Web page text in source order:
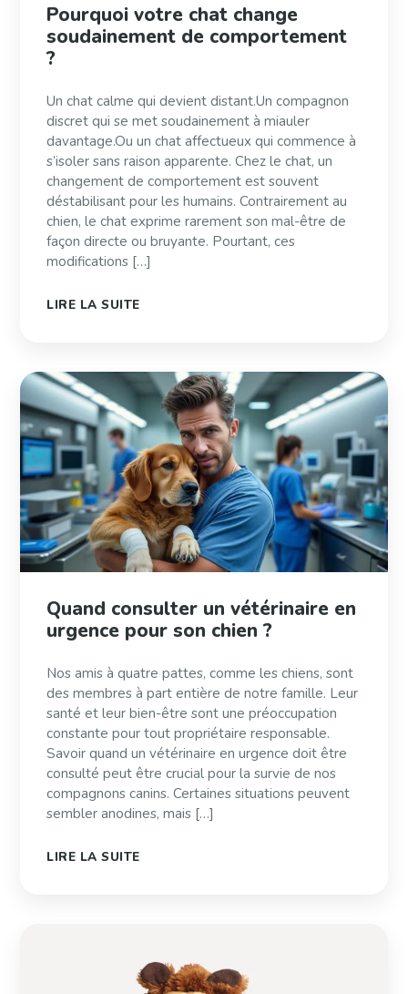
Pourquoi votre chat change
soudainement de comportement
?
Un chat calme qui devient distant.Un compagnon
discret qui se met soudainement à miauler
davantage.Ou un chat affectueux qui commence à
s’isoler sans raison apparente. Chez le chat, un
changement de comportement est souvent
déstabilisant pour les humains. Contrairement au
chien, le chat exprime rarement son mal-être de
façon directe ou bruyante. Pourtant, ces
modifications […]
LIRE LA SUITE
Quand consulter un vétérinaire en
urgence pour son chien ?
Nos amis à quatre pattes, comme les chiens, sont
des membres à part entière de notre famille. Leur
santé et leur bien-être sont une préoccupation
constante pour tout propriétaire responsable.
Savoir quand un vétérinaire en urgence doit être
consulté peut être crucial pour la survie de nos
compagnons canins. Certaines situations peuvent
sembler anodines, mais […]
LIRE LA SUITE